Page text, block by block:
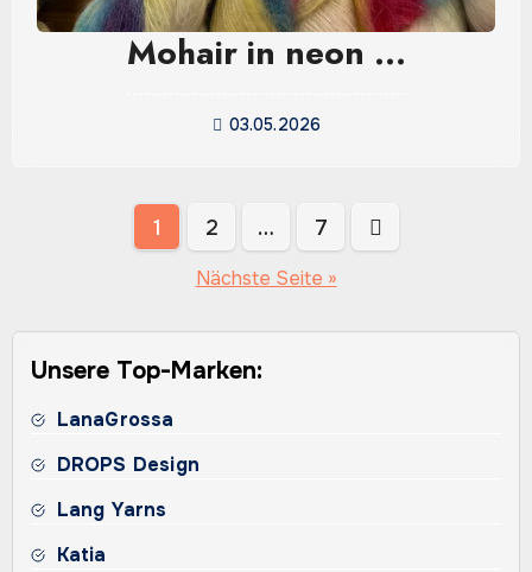
Mohair in neon …
03.05.2026
Seitennummerierung
Beiträge
1 2 … 7
Nächste Seite »
Unsere Top-Marken:
LanaGrossa
DROPS Design
Lang Yarns
Katia